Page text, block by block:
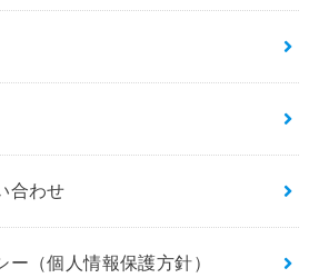
合わせ
（個人情報保護方針）